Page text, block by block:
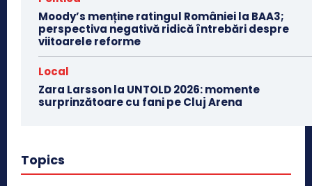
Moody’s menține ratingul României la BAA3;
perspectiva negativă ridică întrebări despre
viitoarele reforme
Local
Zara Larsson la UNTOLD 2026: momente
surprinzătoare cu fani pe Cluj Arena
Topics